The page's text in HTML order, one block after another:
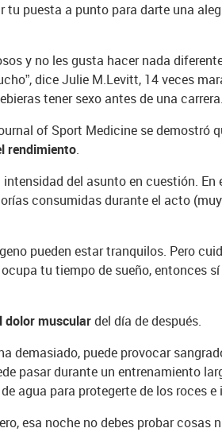
puesta a punto para darte una
y no les gusta hacer nada
dice Julie M.Levitt, 14 veces
tener sexo antes de una carrera.
of Sport Medicine se demostró
rendimiento.
del asunto en cuestión. En
consumidas durante el acto
pueden estar tranquilos. Pero
tu tiempo de sueño, entonces sí
dolor musculardel día de después.
demasiado, puede provocar
pasar durante un entrenamiento
agua para protegerte de los roces
esa noche no debes probar cosas